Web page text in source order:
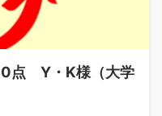
点 Y・K様（大学